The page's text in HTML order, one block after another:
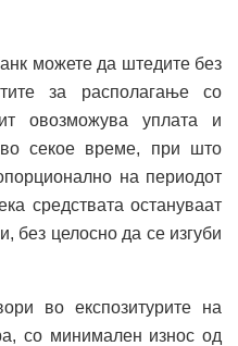
можете да штедите без
за располагање со
овозможува уплата и
секое време, при што
на периодот
средствата остануваат
без целосно да се изгуби
во експозитурите на
со минимален износ од